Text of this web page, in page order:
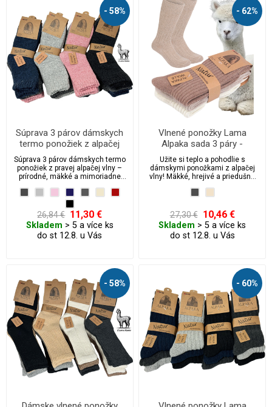
- 58%
Súprava 3 párov dámskych
termo ponožiek z alpačej
vlny - jemné pastelové farby
Súprava 3 párov dámskych termo
ponožiek z pravej alpačej vlny –
prírodné, mäkké a mimoriadne
obdobie, kedy chcete zahriať
svoje nohy tým najlepším, čo
príroda ponúka. Tieto ponožky v
jemných pastelových farbách sú
dokonalou kombináciou
elegancie, pohodlia a prírodného
26,84 € 11,30 €
Skladem > 5 a více ks
do st 12.8. u Vás
- 62%
Vlnené ponožky Lama
Alpaka sada 3 páry -
dámske
Užite si teplo a pohodlie s
dámskymi ponožkami z alpačej
vlny! Mäkké, hrejivé a priedušné
sú ideálne pre chladné dni pre
cirkuláciu krvi.
27,30 € 10,46 €
Skladem > 5 a více ks
do st 12.8. u Vás
- 58% - 60%